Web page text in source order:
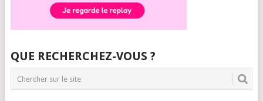
QUE RECHERCHEZ-VOUS ?